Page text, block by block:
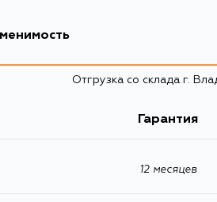
13
0.031
Отгрузка со склада г.
Гарантия
12 месяцев